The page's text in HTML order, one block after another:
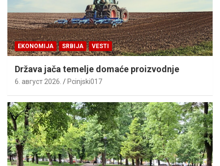
EKONOMIJA SRBIJA VESTI
Država jača temelje domaće proizvodnje
6. август 2026. Pcinjski017